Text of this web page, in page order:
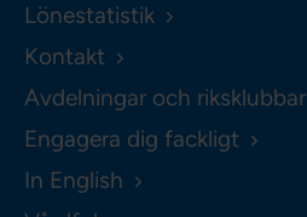
Lönestatistik
Kontakt
Avdelningar och riksklubbar
Engagera dig fackligt
In English